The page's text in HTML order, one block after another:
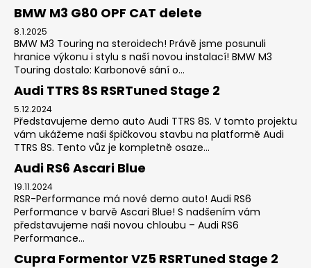
BMW M3 G80 OPF CAT delete
8.1.2025
BMW M3 Touring na steroidech! Právě jsme posunuli
hranice výkonu i stylu s naší novou instalací! BMW M3
Touring dostalo: Karbonové sání o...
Audi TTRS 8S RSRTuned Stage 2
5.12.2024
Představujeme demo auto Audi TTRS 8S. V tomto projektu
vám ukážeme naši špičkovou stavbu na platformě Audi
TTRS 8S. Tento vůz je kompletně osaze...
Audi RS6 Ascari Blue
19.11.2024
RSR-Performance má nové demo auto! Audi RS6
Performance v barvě Ascari Blue! S nadšením vám
představujeme naši novou chloubu – Audi RS6
Performance...
Cupra Formentor VZ5 RSRTuned Stage 2